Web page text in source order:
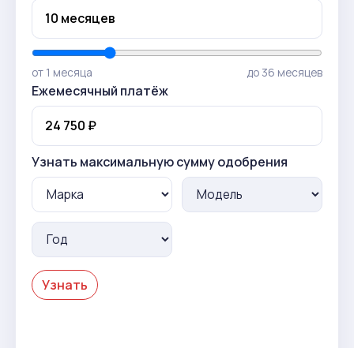
от 1 месяца до 36 месяцев
Ежемесячный платёж
Узнать максимальную сумму одобрения
Узнать